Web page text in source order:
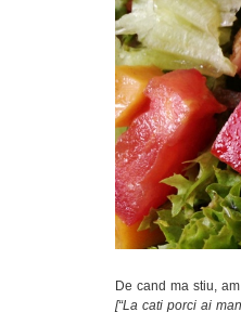
De cand ma stiu,
[“La cati porci ai